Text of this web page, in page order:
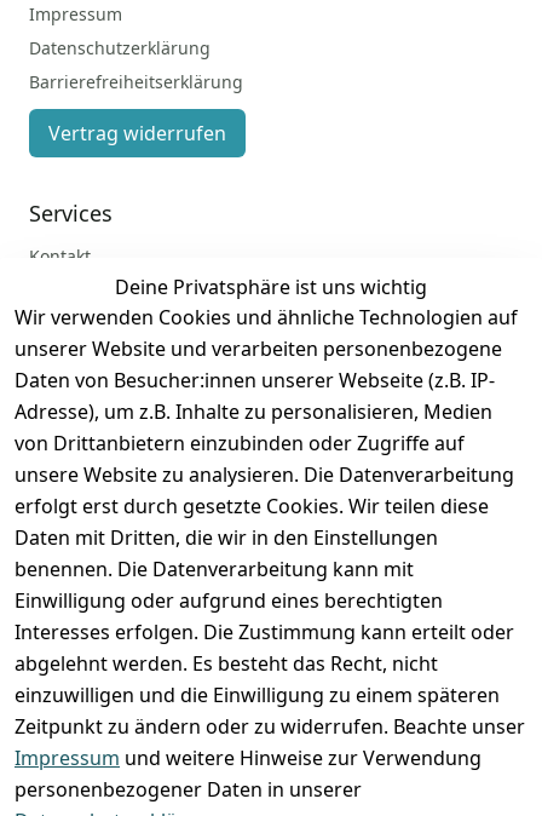
Deine Privatsphäre ist uns wichtig
Wir verwenden Cookies und ähnliche Technologien auf
unserer Website und verarbeiten personenbezogene
Daten von Besucher:innen unserer Webseite (z.B. IP-
Adresse), um z.B. Inhalte zu personalisieren, Medien
von Drittanbietern einzubinden oder Zugriffe auf
unsere Website zu analysieren. Die Datenverarbeitung
erfolgt erst durch gesetzte Cookies. Wir teilen diese
Daten mit Dritten, die wir in den Einstellungen
benennen. Die Datenverarbeitung kann mit
Einwilligung oder aufgrund eines berechtigten
Interesses erfolgen. Die Zustimmung kann erteilt oder
abgelehnt werden. Es besteht das Recht, nicht
einzuwilligen und die Einwilligung zu einem späteren
Zeitpunkt zu ändern oder zu widerrufen. Beachte unser
Impressum und weitere Hinweise zur Verwendung
personenbezogener Daten in unserer
Impressum
Datenschutzerklärung
Barrierefreiheitserklärung
Vertrag widerrufen
Services
Kontakt
Registrieren
Zahlung und Versand
VORKASSE RECHNUNG